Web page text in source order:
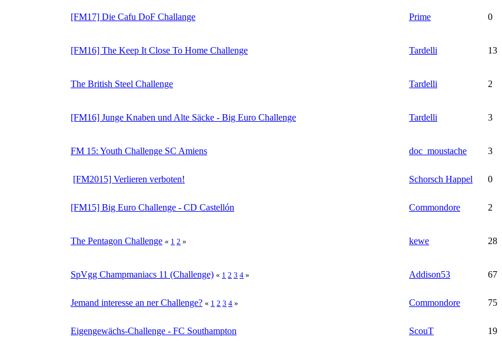
[FM17] Die Cafu DoF Challange Prime 0
[FM16] The Keep It Close To Home Challenge Tardelli 13
The British Steel Challenge Tardelli 2
[FM16] Junge Knaben und Alte Säcke - Big Euro Challenge Tardelli 3
FM 15: Youth Challenge SC Amiens doc_moustache 3
[FM2015] Verlieren verboten!
Schorsch Happel 0
[FM15] Big Euro Challenge - CD Castellón Commondore 2
The Pentagon Challenge « 1 2 » kewe 28
SpVgg Champmaniacs 11 (Challenge) « 1 2 3 4 » Addison53 67
Jemand interesse an ner Challenge? « 1 2 3 4 » Commondore 75
Eigengewächs-Challenge - FC Southampton ScouT 19